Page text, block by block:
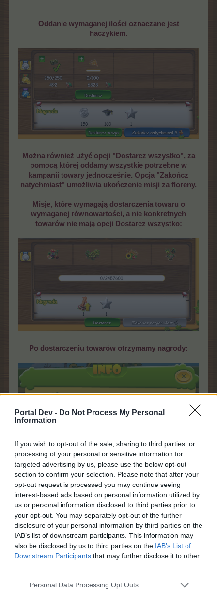
Portal Dev - Do Not Process My Personal
Information
If you wish to opt-out of the sale, sharing to third parties, or
processing of your personal or sensitive information for
targeted advertising by us, please use the below opt-out
section to confirm your selection. Please note that after your
opt-out request is processed you may continue seeing
interest-based ads based on personal information utilized by
us or personal information disclosed to third parties prior to
your opt-out. You may separately opt-out of the further
disclosure of your personal information by third parties on the
IAB’s list of downstream participants. This information may
also be disclosed by us to third parties on the IAB’s List of
Downstream Participants that may further disclose it to other
Personal Data Processing Opt Outs
Oddanie wymaganej ilości oznaczane jest
haczykiem.
Można również użyć opcji "Dostarcz wszystko", za
pomocą której oddamy wszystkie potrzebne w
kampanii towary jednocześnie. Opcja "Zakończ
natychmiast" umożliwia ukończenie misji za floreny.
Misje, które wymagają dostarczenia towaru o
wymaganej równowartości, a nie konkretnych
towarów nie mają opcji Dostarcz wszystko:
Po dostarczeniu towarów otrzymamy nagrody:
W każdej chwili możemy zobaczyć, jakie nagrody są
przyznawane za daną misję. Ich opis ukazuje się po